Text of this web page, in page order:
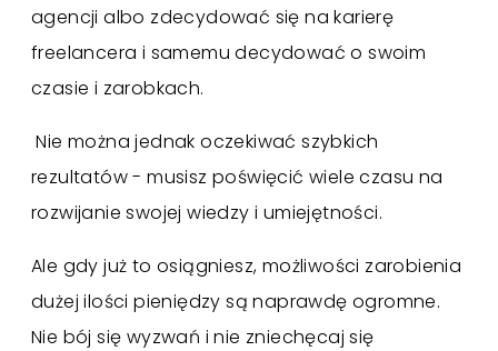
agencji albo zdecydować się na karierę
freelancera i samemu decydować o swoim
czasie i zarobkach.
Nie można jednak oczekiwać szybkich
rezultatów - musisz poświęcić wiele czasu na
rozwijanie swojej wiedzy i umiejętności.
Ale gdy już to osiągniesz, możliwości zarobienia
dużej ilości pieniędzy są naprawdę ogromne.
Nie bój się wyzwań i nie zniechęcaj się